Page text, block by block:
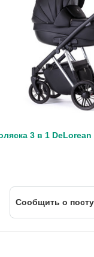
3 в 1 DeLorean
Cообщить о